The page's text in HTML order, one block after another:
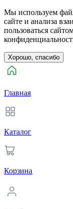
Мы используем
сайте и анализа
пользоваться
Хорошо, спасибо
Главная
Каталог
Корзина